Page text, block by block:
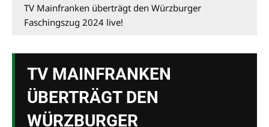
TV Mainfranken überträgt den Würzburger
Faschingszug 2024 live!
TV MAINFRANKEN
ÜBERTRÄGT DEN
WÜRZBURGER